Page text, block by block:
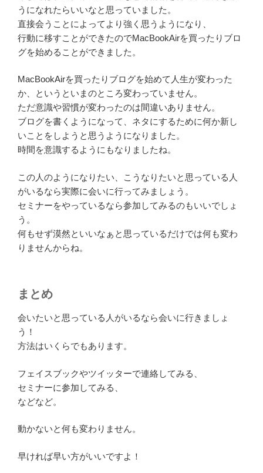
うになれたらいいなと思っていました。
直接会うことによってより強く思うようになり、
行動に移すことができたのでMacBookAirを買ったりブロ
グを始めることができました。
MacBookAirを買ったりブログを始めて人生が変わった
か、というといまのところ変わっていません。
ただ意識や習慣が変わったのは間違いありません。
ブログを書くようになって、ネタにするために何か新し
いことをしようと思うようになりました。
時間を意識するようにもなりましたね。
この人のようになりたい、こうなりたいと思っている人
がいるなら実際に会いに行ってみましょう。
セミナーをやっているなら参加してみるのもいいでしょ
う。
何もせず漠然といいなぁと思っているだけでは何も変わ
りませんからね。
まとめ
会いたいと思っている人がいるなら会いに行きましょ
う！
方法はいくらでもあります。
フェイスブックやツイッターで連絡してみる、
セミナーに参加してみる、
などなど。
動かないと何も変わりません。
早ければ早い方がいいですよ！